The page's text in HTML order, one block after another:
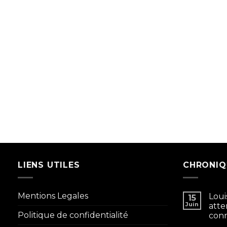
LIENS UTILES
Mentions Legales
Politique de confidentialité
15
Juin